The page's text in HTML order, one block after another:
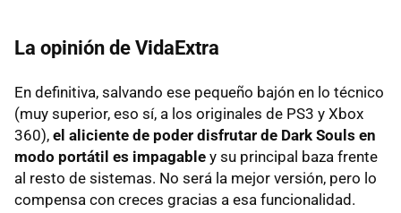
La opinión de VidaExtra
En definitiva, salvando ese pequeño bajón en lo técnico
(muy superior, eso sí, a los originales de PS3 y Xbox
360), el aliciente de poder disfrutar de Dark Souls en
modo portátil es impagable y su principal baza frente
al resto de sistemas. No será la mejor versión, pero lo
compensa con creces gracias a esa funcionalidad.